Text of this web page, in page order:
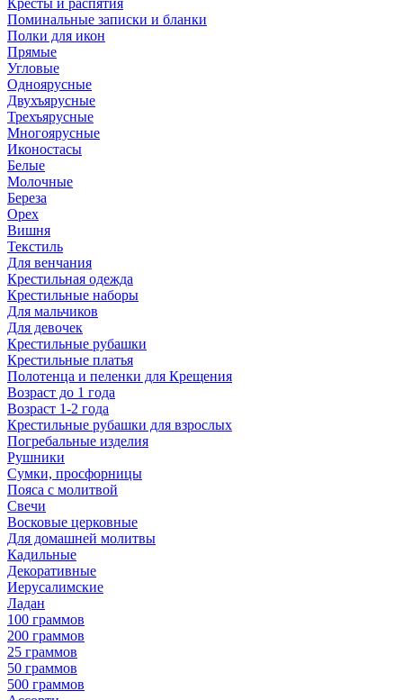
Кресты и распятия
Поминальные записки и бланки
Полки для икон
Прямые
Угловые
Одноярусные
Двухъярусные
Трехъярусные
Многоярусные
Иконостасы
Белые
Молочные
Береза
Орех
Вишня
Текстиль
Для венчания
Крестильная одежда
Крестильные наборы
Для мальчиков
Для девочек
Крестильные рубашки
Крестильные платья
Полотенца и пеленки для Крещения
Возраст до 1 года
Возраст 1-2 года
Крестильные рубашки для взрослых
Погребальные изделия
Рушники
Сумки, просфорницы
Пояса с молитвой
Свечи
Восковые церковные
Для домашней молитвы
Кадильные
Декоративные
Иерусалимские
Ладан
100 граммов
200 граммов
25 граммов
50 граммов
500 граммов